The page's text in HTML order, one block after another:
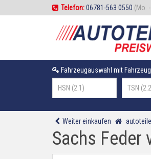
Telefon:06781-563 0550 (Mo.
Fahrzeugauswahl mit
Weiter einkaufen
Sachs Feder